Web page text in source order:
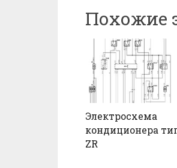
Похожие
Электросхема
кондиционера
ZR